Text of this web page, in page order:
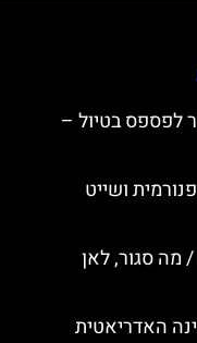
לפספס בטיול –
ושייט
מה סגור, לאן
האדריאטית